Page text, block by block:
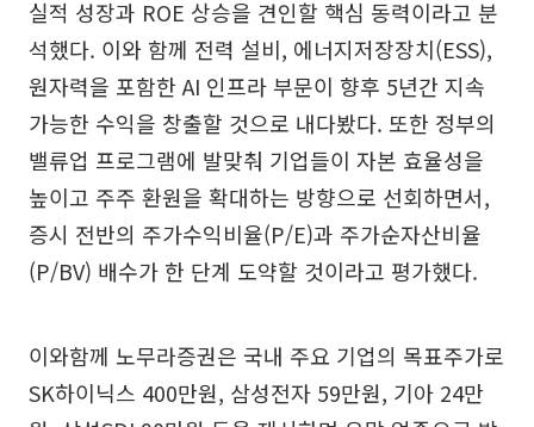
실적 성장과 ROE 상승을 견인할 핵심 동력이라고 분
석했다. 이와 함께 전력 설비, 에너지저장장치(ESS),
원자력을 포함한 AI 인프라 부문이 향후 5년간 지속
가능한 수익을 창출할 것으로 내다봤다. 또한 정부의
밸류업 프로그램에 발맞춰 기업들이 자본 효율성을
높이고 주주 환원을 확대하는 방향으로 선회하면서,
증시 전반의 주가수익비율(P/E)과 주가순자산비율
(P/BV) 배수가 한 단계 도약할 것이라고 평가했다.
이와함께 노무라증권은 국내 주요 기업의 목표주가로
SK하이닉스 400만원, 삼성전자 59만원, 기아 24만